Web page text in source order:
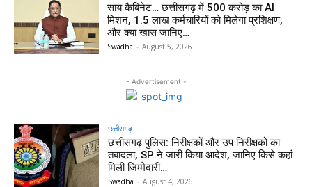
साय कैबिनेट… छत्तीसगढ़ में 500 करोड़ का AI
मिशन, 1.5 लाख कर्मचारियों को मिलेगा प्रशिक्षण,
और क्या खास जानिए…
Swadha - August 5, 2026
- Advertisement -
छत्तीसगढ़
छत्तीसगढ़ पुलिस: निरीक्षकों और उप निरीक्षकों का
तबादला, SP ने जारी किया आदेश, जानिए किसे कहां
मिली जिम्मेदारी…
Swadha - August 4, 2026